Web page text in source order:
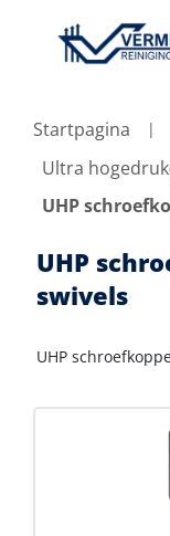
Startpagina
Ultra
UHP
UHP
swivels
UHP